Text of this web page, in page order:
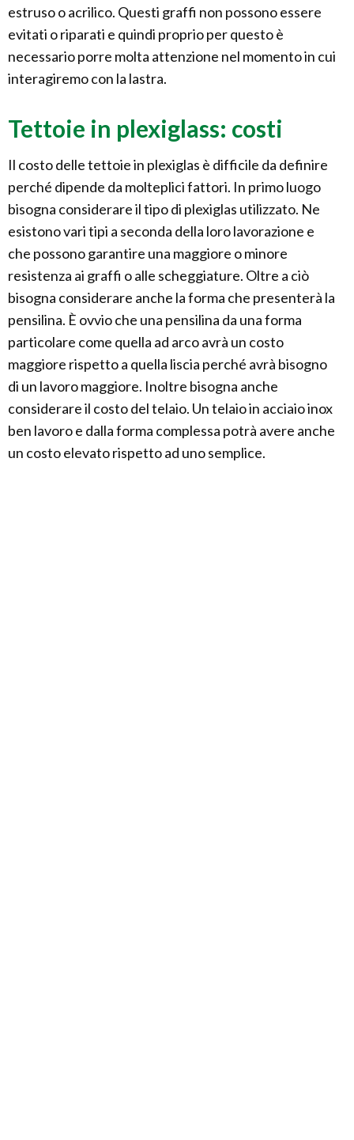
estruso o acrilico. Questi graffi non possono essere
evitati o riparati e quindi proprio per questo è
necessario porre molta attenzione nel momento in cui
interagiremo con la lastra.
Tettoie in plexiglass: costi
Il costo delle tettoie in plexiglas è difficile da definire
perché dipende da molteplici fattori. In primo luogo
bisogna considerare il tipo di plexiglas utilizzato. Ne
esistono vari tipi a seconda della loro lavorazione e
che possono garantire una maggiore o minore
resistenza ai graffi o alle scheggiature. Oltre a ciò
bisogna considerare anche la forma che presenterà la
pensilina. È ovvio che una pensilina da una forma
particolare come quella ad arco avrà un costo
maggiore rispetto a quella liscia perché avrà bisogno
di un lavoro maggiore. Inoltre bisogna anche
considerare il costo del telaio. Un telaio in acciaio inox
ben lavoro e dalla forma complessa potrà avere anche
un costo elevato rispetto ad uno semplice.